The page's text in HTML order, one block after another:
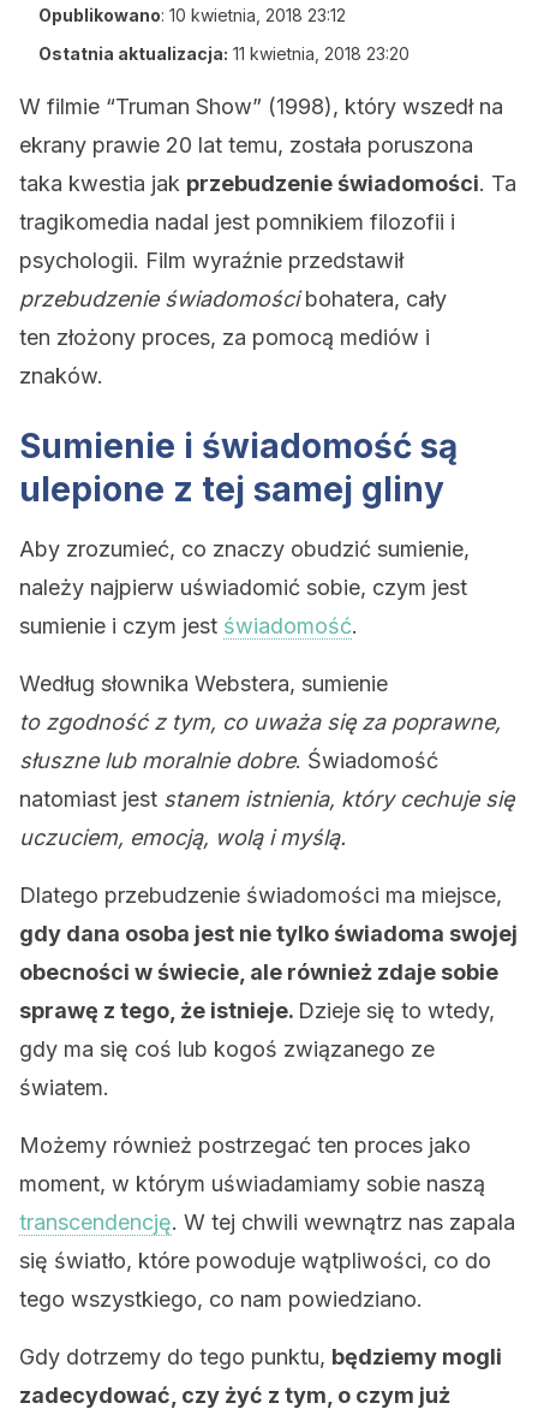
Opublikowano: 10 kwietnia, 2018 23:12
Ostatnia aktualizacja: 11 kwietnia, 2018 23:20
W filmie “Truman Show” (1998), który wszedł na
ekrany prawie 20 lat temu, została poruszona
taka kwestia jak przebudzenie świadomości. Ta
tragikomedia nadal jest pomnikiem filozofii i
psychologii. Film wyraźnie przedstawił
przebudzenie świadomościbohatera, cały
ten złożony proces, za pomocą mediów i
znaków.
Sumienie i świadomość są
ulepione z tej samej gliny
Aby zrozumieć, co znaczy obudzić sumienie,
należy najpierw uświadomić sobie, czym jest
sumienie i czym jest świadomość.
Według słownika Webstera, sumienie
to zgodność z tym, co uważa się za poprawne,
słuszne lub moralnie dobre. Świadomość
natomiast jest stanem istnienia, który cechuje się
uczuciem, emocją, wolą i myślą.
Dlatego przebudzenie świadomości ma miejsce,
gdy dana osoba jest nie tylko świadoma swojej
obecności w świecie, ale również zdaje sobie
sprawę z tego, że istnieje. Dzieje się to wtedy,
gdy ma się coś lub kogoś związanego ze
światem.
Możemy również postrzegać ten proces jako
moment, w którym uświadamiamy sobie naszą
transcendencję. W tej chwili wewnątrz nas zapala
się światło, które powoduje wątpliwości, co do
tego wszystkiego, co nam powiedziano.
Gdy dotrzemy do tego punktu, będziemy mogli
zadecydować, czy żyć z tym, o czym już